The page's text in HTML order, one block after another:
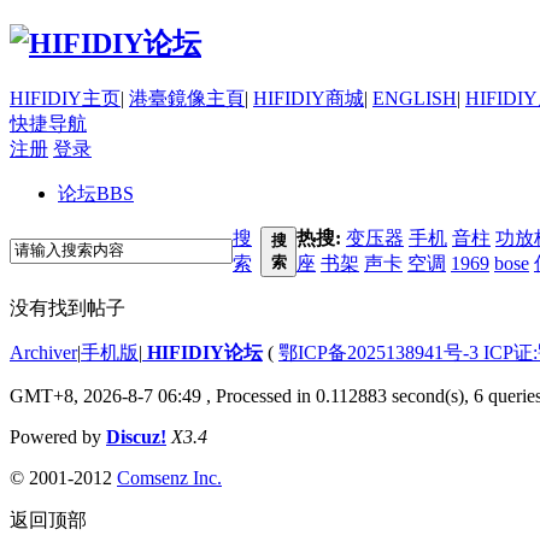
HIFIDIY主页| 港臺鏡像主頁| HIFIDIY商城| ENGLISH|
快捷导航
注册 登录
论坛BBS
搜
索
搜
索
热搜: 变压器 手机 音柱 功放
座 书架 声卡 空调 1969 bose
没有找到帖子
Archiver|手机版| HIFIDIY论坛( 鄂ICP备2025138941号-3 ICP
GMT+8, 2026-8-7 06:49 , Processed in 0.112883 second(s), 6
Powered by Discuz! X3.4
© 2001-2012 Comsenz Inc.
返回顶部